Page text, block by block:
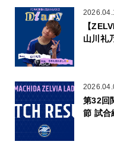
【
山川礼
第32回
節 試合